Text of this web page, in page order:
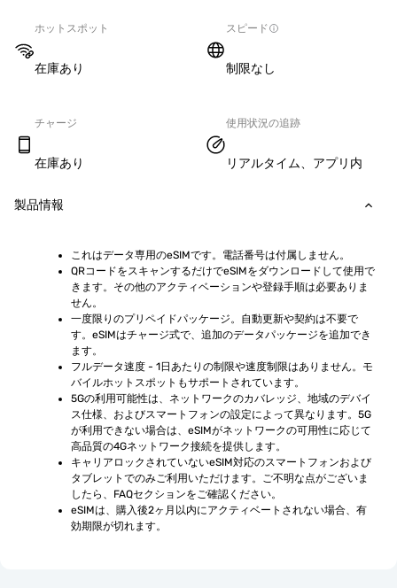
ホットスポット
在庫あり
スピード
制限なし
チャージ
在庫あり
使用状況の追跡
リアルタイム、アプリ内
製品情報
これはデータ専用のeSIMです。電話番号は付属しません。
QRコードをスキャンするだけでeSIMをダウンロードして使用で
きます。その他のアクティベーションや登録手順は必要ありま
せん。
一度限りのプリペイドパッケージ。自動更新や契約は不要で
す。eSIMはチャージ式で、追加のデータパッケージを追加でき
ます。
フルデータ速度 - 1日あたりの制限や速度制限はありません。モ
バイルホットスポットもサポートされています。
5Gの利用可能性は、ネットワークのカバレッジ、地域のデバイ
ス仕様、およびスマートフォンの設定によって異なります。5G
が利用できない場合は、eSIMがネットワークの可用性に応じて
高品質の4Gネットワーク接続を提供します。
キャリアロックされていないeSIM対応のスマートフォンおよび
タブレットでのみご利用いただけます。ご不明な点がございま
したら、FAQセクションをご確認ください。
eSIMは、購入後2ヶ月以内にアクティベートされない場合、有
効期限が切れます。